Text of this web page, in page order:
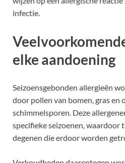
infectie.
elke aandoening
Seizoensgebonden allergieën
door pollen van bomen, gras en
schimmelsporen. Deze
specifieke seizoenen, waardoor
degenen die erdoor worden